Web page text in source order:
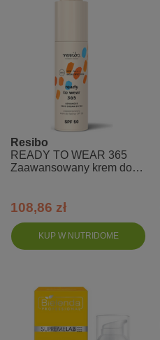
KUP W NUTRIDOME
Resibo
READY TO WEAR 365
Zaawansowany krem do
108,86 zł